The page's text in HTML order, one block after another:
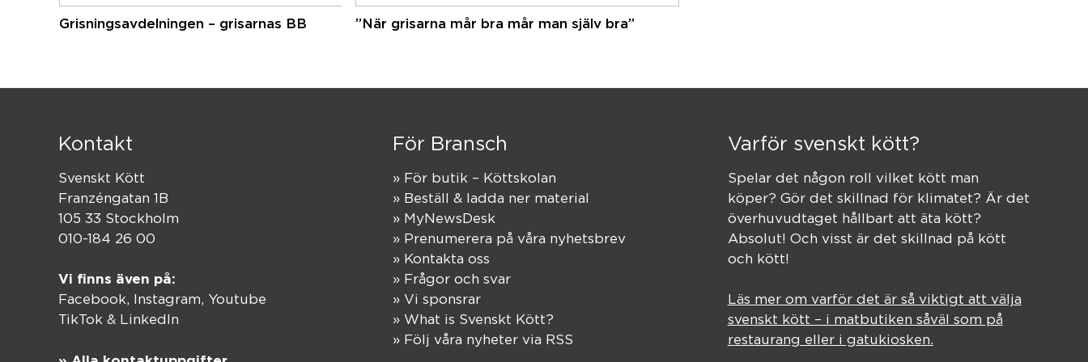
Grisningsavdelningen – grisarnas BB ”När grisarna mår bra mår man själv bra”
Kontakt
Svenskt Kött
Franzéngatan 1B
105 33 Stockholm
010-184 26 00
Vi finns även på:
Facebook, Instagram, Youtube
TikTok & LinkedIn
För Bransch
» För butik – Köttskolan
» Beställ & ladda ner material
» MyNewsDesk
» Prenumerera på våra nyhetsbrev
» Kontakta oss
» Frågor och svar
» Vi sponsrar
» What is Svenskt Kött?
» Följ våra nyheter via RSS
Varför svenskt kött?
Spelar det någon roll vilket kött man
köper? Gör det skillnad för klimatet? Är det
överhuvudtaget hållbart att äta kött?
Absolut! Och visst är det skillnad på kött
och kött!
Läs mer om varför det är så viktigt att välja
svenskt kött – i matbutiken såväl som på
restaurang eller i gatukiosken.